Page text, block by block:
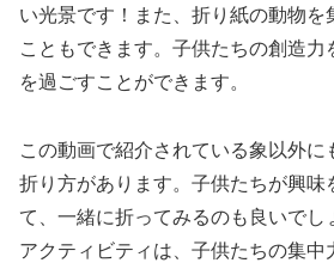
い光景です！また、折り紙の動物を
こともできます。子供たちの創造力
を過ごすことができます。
この動画で紹介されている象以外
折り方があります。子供たちが興味
て、一緒に折ってみるのも良いでし
アクティビティは、子供たちの集中